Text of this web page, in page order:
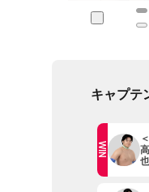
キャプテ
WIN
也